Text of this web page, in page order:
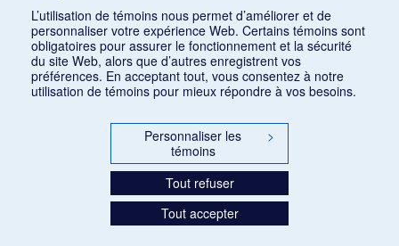
1 2 3 4 5 … 1168
L’utilisation de témoins nous permet d’améliorer et de
personnaliser votre expérience Web. Certains témoins sont
obligatoires pour assurer le fonctionnement et la sécurité
du site Web, alors que d’autres enregistrent vos
préférences. En acceptant tout, vous consentez à notre
utilisation de témoins pour mieux répondre à vos besoins.
Personnaliser les
témoins
>
Tout refuser
Tout accepter